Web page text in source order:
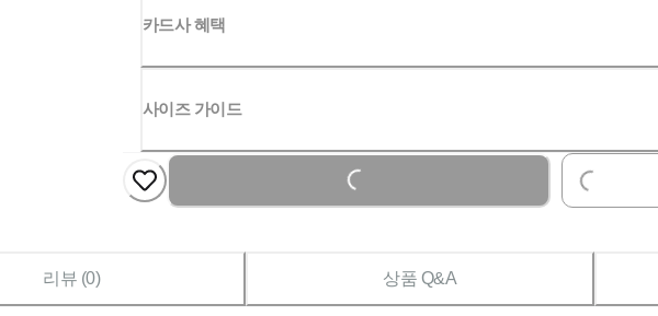
카드사 혜택
사이즈 가이드
Loading...
리뷰 (0) 상품 Q&A